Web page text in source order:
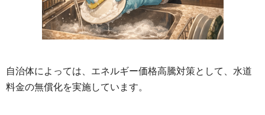
自治体によっては、エネルギー価格高騰対策として、水道
料金の無償化を実施しています。